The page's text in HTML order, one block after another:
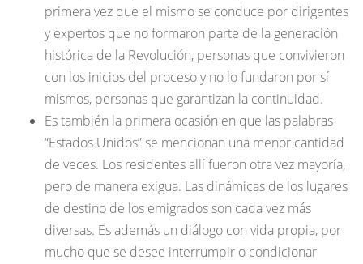
primera vez que el mismo se conduce por dirigentes
y expertos que no formaron parte de la generación
histórica de la Revolución, personas que convivieron
con los inicios del proceso y no lo fundaron por sí
mismos, personas que garantizan la continuidad.
Es también la primera ocasión en que las palabras
“Estados Unidos” se mencionan una menor cantidad
de veces. Los residentes allí fueron otra vez mayoría,
pero de manera exigua. Las dinámicas de los lugares
de destino de los emigrados son cada vez más
diversas. Es además un diálogo con vida propia, por
mucho que se desee interrumpir o condicionar